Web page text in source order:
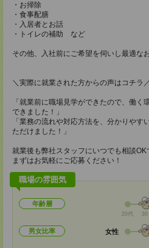
・お掃除
・食事配膳
・入居者とお話
・トイレの補助 など
その他、入社前にご希望を伺いし最適な
＼実際に就業された方からの声はコチラ／
「就業前に職場見学ができたので、働
できました！」
「業務の流れや対応方法を、分かりや
ただけました！」
就業後も弊社スタッフにいつでも相談OK
まずはお気軽にご応募ください！
職場の雰囲気
年齢層
20代 30
男女比率 女性